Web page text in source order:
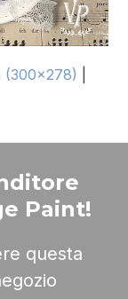
(300x278)
Paint!
questa